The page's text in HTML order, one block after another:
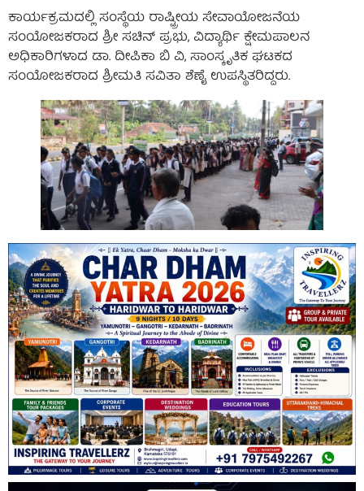
ಕಾರ್ಯಕ್ರಮದಲ್ಲಿ ಸಂಸ್ಥೆಯ ರಾಷ್ಟ್ರೀಯ ಸೇವಾಯೋಜನೆಯ
ಸಂಯೋಜಕರಾದ ಶ್ರೀ ಸಚಿನ್ ಪ್ರಭು, ವಿದ್ಯಾರ್ಥಿ ಕ್ಷೇಮಪಾಲನ
ಅಧಿಕಾರಿಗಳಾದ ಡಾ. ದೀಪಿಕಾ ಬಿ ವಿ, ಸಾಂಸ್ಕೃತಿಕ ಘಟಕದ
ಸಂಯೋಜಕರಾದ ಶ್ರೀಮತಿ ಸವಿತಾ ಶೆಣೈ ಉಪಸ್ಥಿತರಿದ್ದರು.